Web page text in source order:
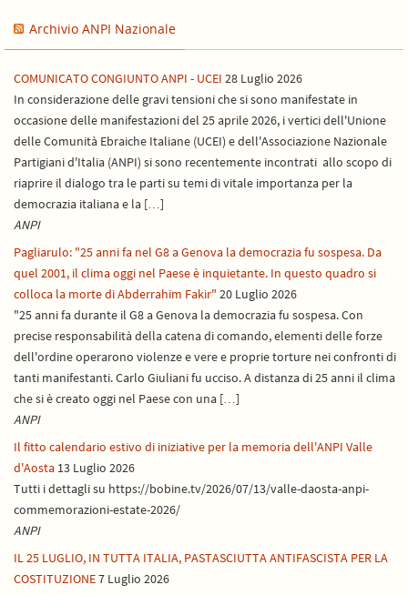
Archivio ANPI Nazionale
COMUNICATO CONGIUNTO ANPI - UCEI 28 Luglio 2026
In considerazione delle gravi tensioni che si sono manifestate in
occasione delle manifestazioni del 25 aprile 2026, i vertici dell'Unione
delle Comunità Ebraiche Italiane (UCEI) e dell'Associazione Nazionale
Partigiani d'Italia (ANPI) si sono recentemente incontrati allo scopo di
riaprire il dialogo tra le parti su temi di vitale importanza per la
democrazia italiana e la […]
ANPI
Pagliarulo: "25 anni fa nel G8 a Genova la democrazia fu sospesa. Da
quel 2001, il clima oggi nel Paese è inquietante. In questo quadro si
colloca la morte di Abderrahim Fakir" 20 Luglio 2026
"25 anni fa durante il G8 a Genova la democrazia fu sospesa. Con
precise responsabilità della catena di comando, elementi delle forze
dell'ordine operarono violenze e vere e proprie torture nei confronti di
tanti manifestanti. Carlo Giuliani fu ucciso. A distanza di 25 anni il clima
che si è creato oggi nel Paese con una […]
ANPI
Il fitto calendario estivo di iniziative per la memoria dell'ANPI Valle
d'Aosta 13 Luglio 2026
Tutti i dettagli su https://bobine.tv/2026/07/13/valle-daosta-anpi-
commemorazioni-estate-2026/
ANPI
IL 25 LUGLIO, IN TUTTA ITALIA, PASTASCIUTTA ANTIFASCISTA PER LA
COSTITUZIONE7 Luglio 2026